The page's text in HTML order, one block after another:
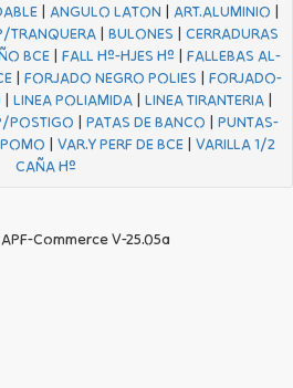
| ANGULO LATON | ART.ALUMINIO |
TRANQUERA | BULONES | CERRADURAS
BCE| FALL Hº-HJES Hº | FALLEBAS AL-
| FORJADO NEGRO POLIES | FORJADO-
| LINEA POLIAMIDA | LINEA TIRANTERIA |
POSTIGO | PATAS DE BANCO | PUNTAS-
| VAR.Y PERF DE BCE | VARILLA 1/2
CAÑA Hº
Commerce V-25.05a